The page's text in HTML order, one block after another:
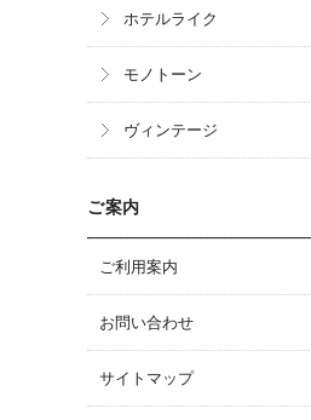
ホテルライク
モノトーン
ヴィンテージ
ご案内
ご利用案内
お問い合わせ
サイトマップ